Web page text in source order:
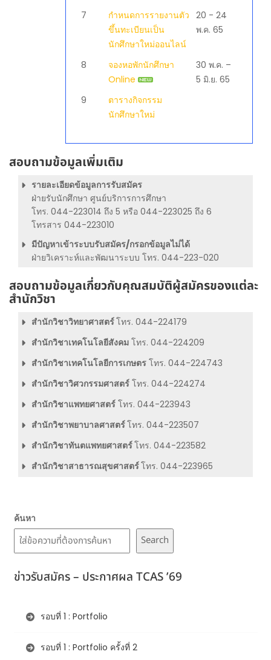
7
กำหนดการรายงานตัว
ขึ้นทะเบียนเป็น
นักศึกษาใหม่ออนไลน์
20 - 24
พ.ค. 65
8
จองหอพักนักศึกษา
Online
30 พ.ค. –
5 มิ.ย. 65
9
ตารางกิจกรรม
นักศึกษาใหม่
สอบถามข้อมูลเพิ่มเติม
รายละเอียดข้อมูลการรับสมัคร
ฝ่ายรับนักศึกษา ศูนย์บริการการศึกษา
โทร. 044-223014 ถึง 5 หรือ 044-223025 ถึง 6
โทรสาร 044-223010
มีปัญหาเข้าระบบรับสมัคร/กรอกข้อมูลไม่ได้
ฝ่ายวิเคราะห์และพัฒนาระบบ โทร. 044-223-020
สอบถามข้อมูลเกี่ยวกับคุณสมบัติผู้สมัครของแต่ละ
สำนักวิชา
สำนักวิชาวิทยาศาสตร์โทร. 044-224179
สำนักวิชาเทคโนโลยีสังคม โทร. 044-224209
สำนักวิชาเทคโนโลยีการเกษตร โทร. 044-224743
สำนักวิชาวิศวกรรมศาสตร์ โทร. 044-224274
สำนักวิชาแพทยศาสตร์ โทร. 044-223943
สำนักวิชาพยาบาลศาสตร์โทร. 044-223507
สำนักวิชาทันตแพทยศาสตร์โทร. 044-223582
สำนักวิชาสาธารณสุขศาสตร์โทร. 044-223965
ค้นหา
Search
ข่าวรับสมัคร – ประกาศผล TCAS ’69
รอบที่ 1 : Portfolio
รอบที่ 1 : Portfolio ครั้งที่ 2